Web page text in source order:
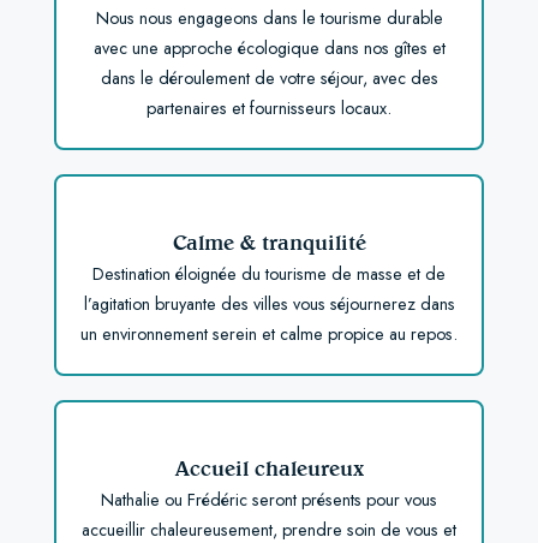
Accueil chaleureux
Nathalie ou Frédéric seront présents pour vous
accueillir chaleureusement, prendre soin de vous et
Calme & tranquilité
Destination éloignée du tourisme de masse et de
l’agitation bruyante des villes vous séjournerez dans
un environnement serein et calme propice au repos.
Nous nous engageons dans le tourisme durable
avec une approche écologique dans nos gîtes et
dans le déroulement de votre séjour, avec des
partenaires et fournisseurs locaux.